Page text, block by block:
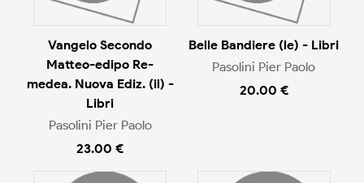
Vangelo Secondo
Matteo-edipo Re-
medea. Nuova Ediz. (il) -
Libri
Pasolini Pier Paolo
23.00 €
Belle Bandiere (le) - Libri
Pasolini Pier Paolo
20.00 €